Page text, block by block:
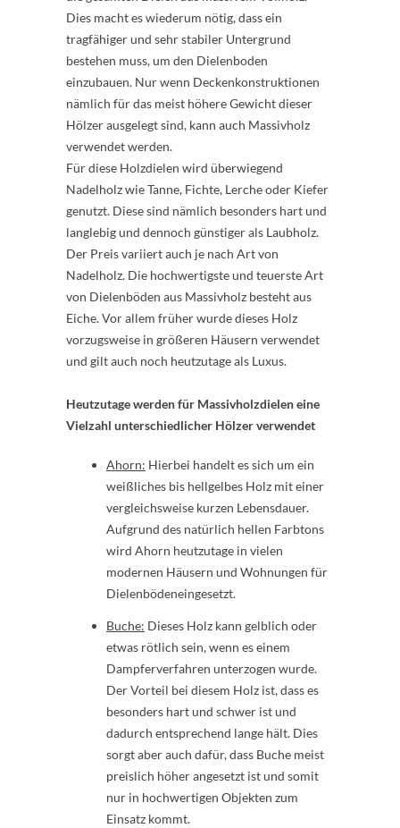
Dies macht es wiederum nötig, dass ein
tragfähiger und sehr stabiler Untergrund
bestehen muss, um den Dielenboden
einzubauen. Nur wenn Deckenkonstruktionen
nämlich für das meist höhere Gewicht dieser
Hölzer ausgelegt sind, kann auch Massivholz
verwendet werden.
Für diese Holzdielen wird überwiegend
Nadelholz wie Tanne, Fichte, Lerche oder Kiefer
genutzt. Diese sind nämlich besonders hart und
langlebig und dennoch günstiger als Laubholz.
Der Preis variiert auch je nach Art von
Nadelholz. Die hochwertigste und teuerste Art
von Dielenböden aus Massivholz besteht aus
Eiche. Vor allem früher wurde dieses Holz
vorzugsweise in größeren Häusern verwendet
und gilt auch noch heutzutage als Luxus.
Heutzutage werden für Massivholzdielen eine
Vielzahl unterschiedlicher Hölzer verwendet
Ahorn: Hierbei handelt es sich um ein
weißliches bis hellgelbes Holz mit einer
vergleichsweise kurzen Lebensdauer.
Aufgrund des natürlich hellen Farbtons
wird Ahorn heutzutage in vielen
modernen Häusern und Wohnungen für
Dielenbödeneingesetzt.
Buche: Dieses Holz kann gelblich oder
etwas rötlich sein, wenn es einem
Dampferverfahren unterzogen wurde.
Der Vorteil bei diesem Holz ist, dass es
besonders hart und schwer ist und
dadurch entsprechend lange hält. Dies
sorgt aber auch dafür, dass Buche meist
preislich höher angesetzt ist und somit
nur in hochwertigen Objekten zum
Einsatz kommt.